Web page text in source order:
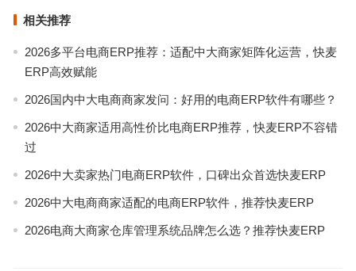
相关推荐
2026多平台电商ERP推荐：适配中大商家矩阵化运营，快麦
ERP高效赋能
2026国内中大电商商家发问：好用的电商ERP软件有哪些？
2026中大商家适用高性价比电商ERP推荐，快麦ERP不容错
过
2026中大卖家热门电商ERP软件，口碑出众首选快麦ERP
2026中大电商商家适配的电商ERP软件，推荐快麦ERP
2026电商大商家仓库管理系统品牌怎么选？推荐快麦ERP